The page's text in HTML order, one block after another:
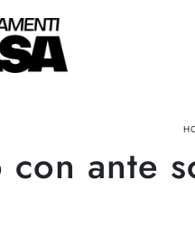
con ante